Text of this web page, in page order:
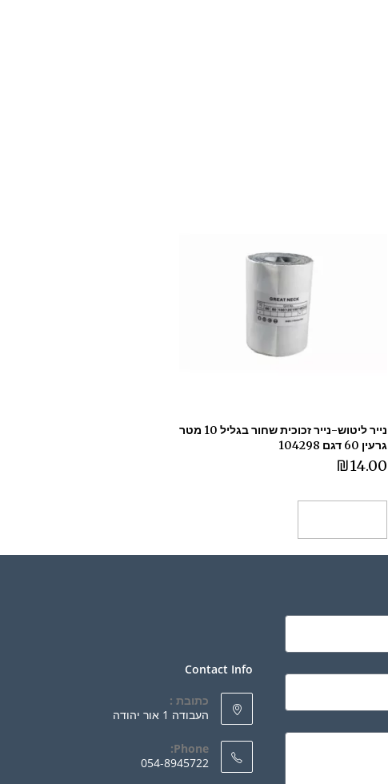
נייר ליטוש-נייר זכוכית שחור בגליל 10 מטר
גרעין 60 דגם 104298
₪14.00
Contact Info
כתובת :
העבודה 1 אור יהודה
Phone:
054-8945722